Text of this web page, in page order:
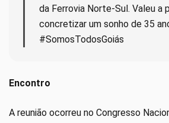
da Ferrovia Norte-Sul. Valeu a
concretizar um sonho de 35
#SomosTodosGoiás
Encontro
A reunião ocorreu no Congresso